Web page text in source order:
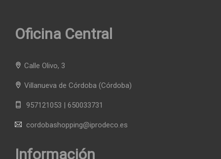
Oficina Central
Calle Olivo, 3
Villanueva de Córdoba (Córdoba)
957121053 | 650033731
cordobashopping@iprodeco.es
Información